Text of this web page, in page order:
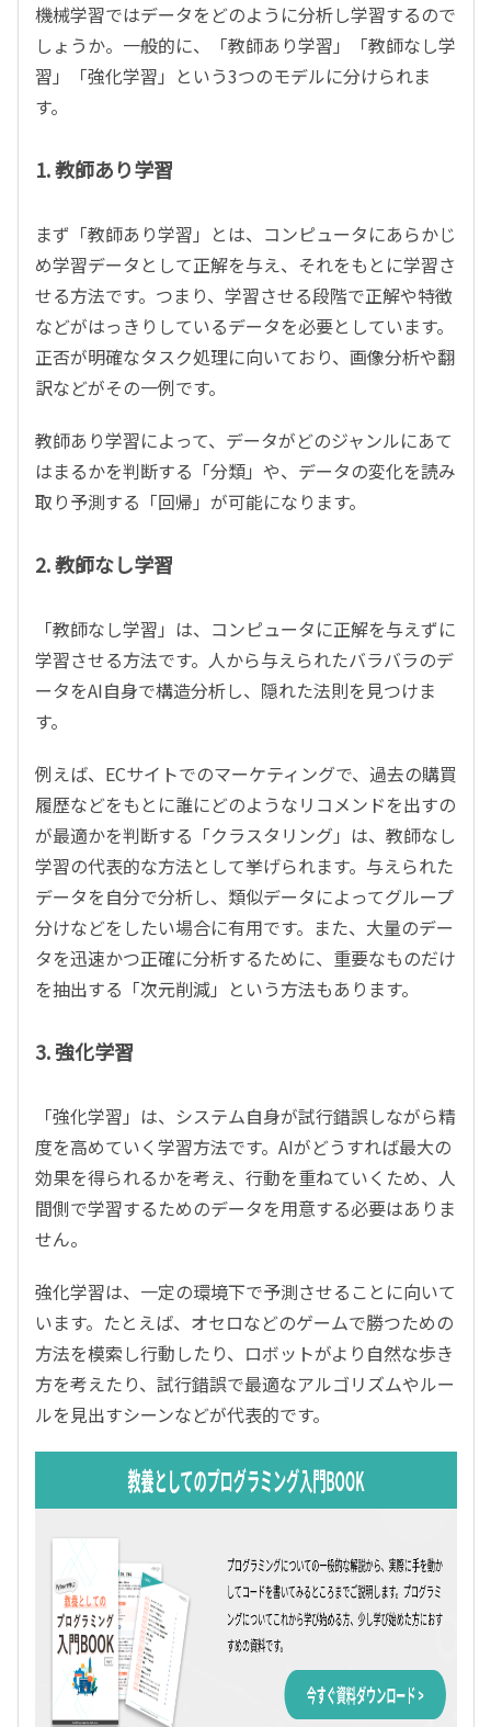
機械学習ではデータをどのように分析し学習するので
しょうか。一般的に、「教師あり学習」「教師なし学
習」「強化学習」という3つのモデルに分けられま
す。
1. 教師あり学習
まず「教師あり学習」とは、コンピュータにあらかじ
め学習データとして正解を与え、それをもとに学習さ
せる方法です。つまり、学習させる段階で正解や特徴
などがはっきりしているデータを必要としています。
正否が明確なタスク処理に向いており、画像分析や翻
訳などがその一例です。
教師あり学習によって、データがどのジャンルにあて
はまるかを判断する「分類」や、データの変化を読み
取り予測する「回帰」が可能になります。
2. 教師なし学習
「教師なし学習」は、コンピュータに正解を与えずに
学習させる方法です。人から与えられたバラバラのデ
ータをAI自身で構造分析し、隠れた法則を見つけま
す。
例えば、ECサイトでのマーケティングで、過去の購買
履歴などをもとに誰にどのようなリコメンドを出すの
が最適かを判断する「クラスタリング」は、教師なし
学習の代表的な方法として挙げられます。与えられた
データを自分で分析し、類似データによってグループ
分けなどをしたい場合に有用です。また、大量のデー
タを迅速かつ正確に分析するために、重要なものだけ
を抽出する「次元削減」という方法もあります。
3. 強化学習
「強化学習」は、システム自身が試行錯誤しながら精
度を高めていく学習方法です。AIがどうすれば最大の
効果を得られるかを考え、行動を重ねていくため、人
間側で学習するためのデータを用意する必要はありま
せん。
強化学習は、一定の環境下で予測させることに向いて
います。たとえば、オセロなどのゲームで勝つための
方法を模索し行動したり、ロボットがより自然な歩き
方を考えたり、試行錯誤で最適なアルゴリズムやルー
ルを見出すシーンなどが代表的です。